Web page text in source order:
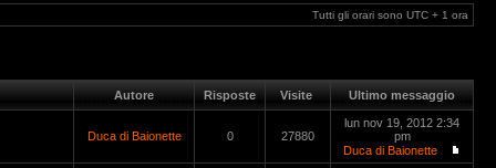
Tutti gli orari sono UTC + 1 ora
Autore Risposte Visite Ultimo messaggio
Duca di Baionette 0 27880
lun nov 19, 2012 2:34
pm
Duca di Baionette